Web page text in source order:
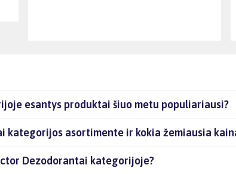
esantys produktai šiuo metu populiariausi?
kategorijos asortimente ir kokia žemiausia
Dezodorantai kategorijoje?